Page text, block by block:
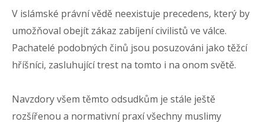
V islámské právní vědě neexistuje precedens, který by
umožňoval obejít zákaz zabíjení civilistů ve válce.
Pachatelé podobných činů jsou posuzováni jako těžcí
hříšníci, zasluhující trest na tomto i na onom světě.
Navzdory všem těmto odsudkům je stále ještě
rozšířenou a normativní praxí všechny muslimy